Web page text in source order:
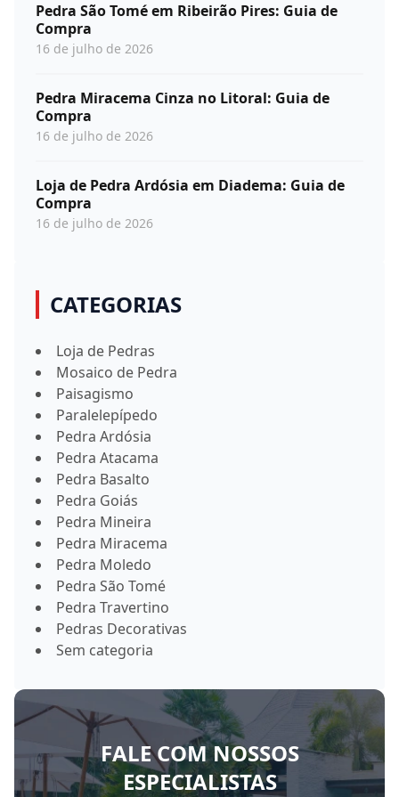
Pedra São Tomé em Ribeirão Pires: Guia de
Compra
16 de julho de 2026
Pedra Miracema Cinza no Litoral: Guia de
Compra
16 de julho de 2026
Loja de Pedra Ardósia em Diadema: Guia de
Compra
16 de julho de 2026
CATEGORIAS
Loja de Pedras
Mosaico de Pedra
Paisagismo
Paralelepípedo
Pedra Ardósia
Pedra Atacama
Pedra Basalto
Pedra Goiás
Pedra Mineira
Pedra Miracema
Pedra Moledo
Pedra São Tomé
Pedra Travertino
Pedras Decorativas
Sem categoria
FALE COM NOSSOS
ESPECIALISTAS